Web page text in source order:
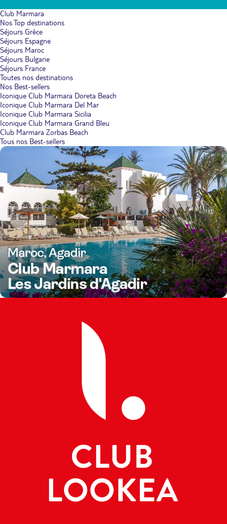
Club Marmara
Nos Top destinations
Séjours Grèce
Séjours Espagne
Séjours Maroc
Séjours Bulgarie
Séjours France
Toutes nos destinations
Nos Best-sellers
Iconique Club Marmara Doreta Beach
Iconique Club Marmara Del Mar
Iconique Club Marmara Sicilia
Iconique Club Marmara Grand Bleu
Club Marmara Zorbas Beach
Tous nos Best-sellers